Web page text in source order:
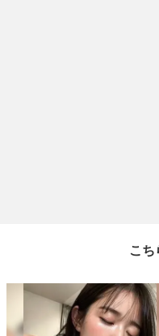
こ